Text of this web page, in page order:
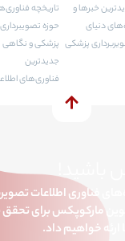
خبرها و
دنیای
پزشکی
تاریخچه
حوزه تصویبرداری
پزشکی و نگاهی
جدیدترین
فناوری‌های
باشید!
فناوری اطلاعات
نوین مارکوپکس برای
ارئه خواهیم داد.